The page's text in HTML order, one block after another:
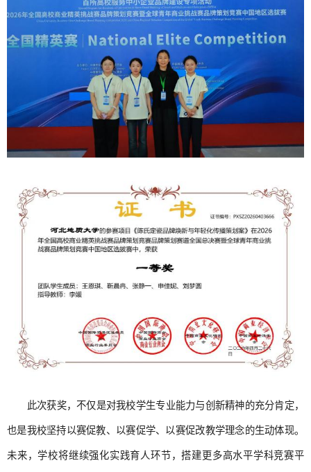
此次获奖，不仅是对我校学生专业能力与创新精神的充分肯定，
也是我校坚持以赛促教、以赛促学、以赛促改教学理念的生动体现。
未来，学校将继续强化实践育人环节，搭建更多高水平学科竞赛平